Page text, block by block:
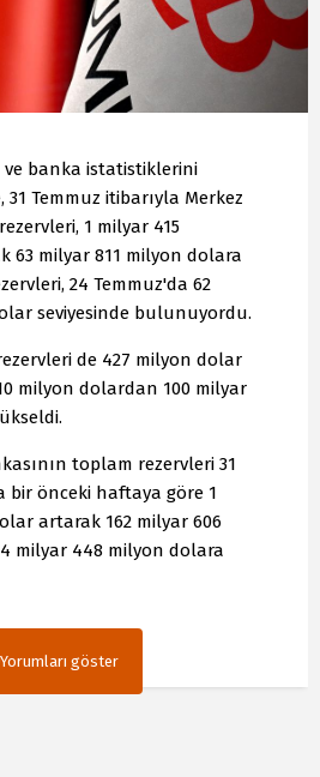
ve banka istatistiklerini
31 Temmuz itibarıyla Merkez
1 milyar 415
63 milyar 811 milyon dolara
24 Temmuz'da 62
seviyesinde bulunuyordu.
de 427 milyon dolar
milyon dolardan 100 milyar
toplam rezervleri 31
bir önceki haftaya göre 1
artarak 162 milyar 606
milyar 448 milyon dolara
Yorumları göster